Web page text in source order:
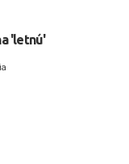
'letnú'